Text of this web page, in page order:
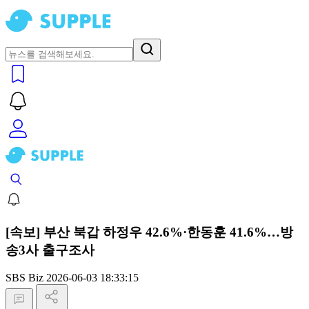
[속보] 부산 북갑 하정우 42.6%·한동훈 41.6%…방
송3사 출구조사
SBS Biz 2026-06-03 18:33:15